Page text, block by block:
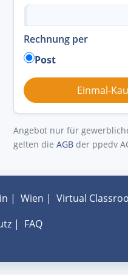
Rechnung per
Post
Angebot nur für
gelten die AGB der ppedv
| Wien | Virtual
| FAQ